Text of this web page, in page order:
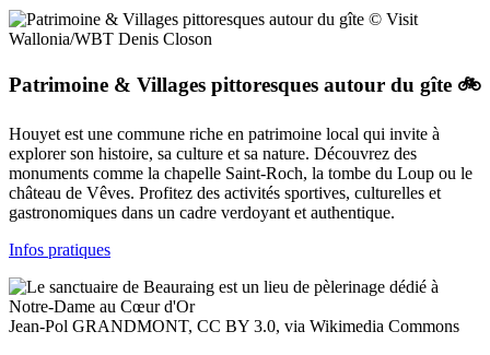
© Visit
Wallonia/WBT Denis Closon
Patrimoine & Villages pittoresques autour du gîte 🚲
Houyet est une commune riche en patrimoine local qui invite à
explorer son histoire, sa culture et sa nature. Découvrez des
monuments comme la chapelle Saint-Roch, la tombe du Loup ou le
château de Vêves. Profitez des activités sportives, culturelles et
gastronomiques dans un cadre verdoyant et authentique.
Infos pratiques
Jean-Pol GRANDMONT, CC BY 3.0, via Wikimedia Commons